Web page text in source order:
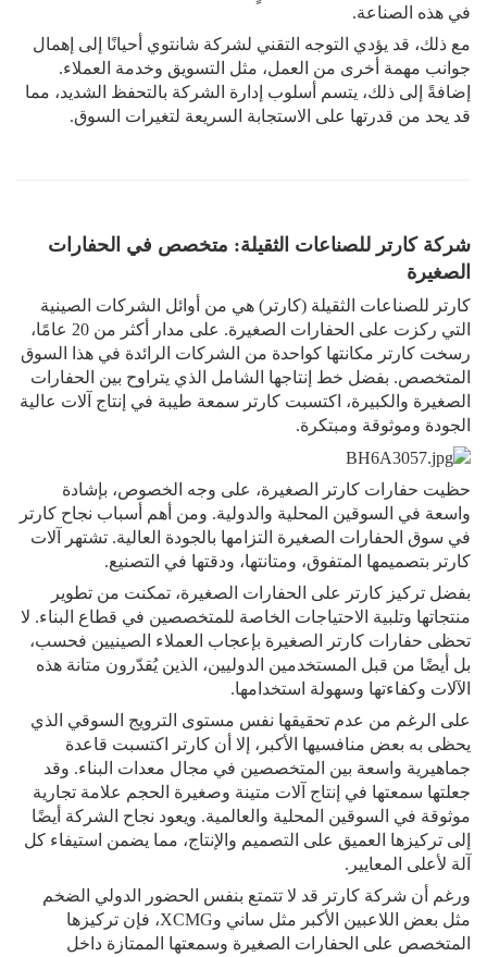
في هذه الصناعة.
مع ذلك، قد يؤدي التوجه التقني لشركة شانتوي أحيانًا إلى إهمال
جوانب مهمة أخرى من العمل، مثل التسويق وخدمة العملاء.
إضافةً إلى ذلك، يتسم أسلوب إدارة الشركة بالتحفظ الشديد، مما
قد يحد من قدرتها على الاستجابة السريعة لتغيرات السوق.
شركة كارتر للصناعات الثقيلة: متخصص في الحفارات
الصغيرة
كارتر للصناعات الثقيلة (كارتر) هي من أوائل الشركات الصينية
التي ركزت على الحفارات الصغيرة. على مدار أكثر من 20 عامًا،
رسخت كارتر مكانتها كواحدة من الشركات الرائدة في هذا السوق
المتخصص. بفضل خط إنتاجها الشامل الذي يتراوح بين الحفارات
الصغيرة والكبيرة، اكتسبت كارتر سمعة طيبة في إنتاج آلات عالية
الجودة وموثوقة ومبتكرة.
حظيت حفارات كارتر الصغيرة، على وجه الخصوص، بإشادة
واسعة في السوقين المحلية والدولية. ومن أهم أسباب نجاح كارتر
في سوق الحفارات الصغيرة التزامها بالجودة العالية. تشتهر آلات
كارتر بتصميمها المتفوق، ومتانتها، ودقتها في التصنيع.
بفضل تركيز كارتر على الحفارات الصغيرة، تمكنت من تطوير
منتجاتها وتلبية الاحتياجات الخاصة للمتخصصين في قطاع البناء. لا
تحظى حفارات كارتر الصغيرة بإعجاب العملاء الصينيين فحسب،
بل أيضًا من قبل المستخدمين الدوليين، الذين يُقدّرون متانة هذه
الآلات وكفاءتها وسهولة استخدامها.
على الرغم من عدم تحقيقها نفس مستوى الترويج السوقي الذي
يحظى به بعض منافسيها الأكبر، إلا أن كارتر اكتسبت قاعدة
جماهيرية واسعة بين المتخصصين في مجال معدات البناء. وقد
جعلتها سمعتها في إنتاج آلات متينة وصغيرة الحجم علامة تجارية
موثوقة في السوقين المحلية والعالمية. ويعود نجاح الشركة أيضًا
إلى تركيزها العميق على التصميم والإنتاج، مما يضمن استيفاء كل
آلة لأعلى المعايير.
ورغم أن شركة كارتر قد لا تتمتع بنفس الحضور الدولي الضخم
مثل بعض اللاعبين الأكبر مثل ساني وXCMG، فإن تركيزها
المتخصص على الحفارات الصغيرة وسمعتها الممتازة داخل